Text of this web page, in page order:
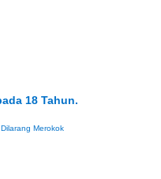
18 Tahun.
Dilarang Merokok